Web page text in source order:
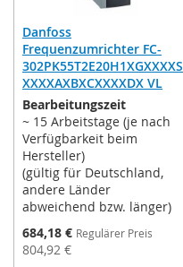
Danfoss
Frequenzumrichter FC-
302PK55T2E20H1XGXXXXS
XXXXAXBXCXXXXDX VL
Bearbeitungszeit
~ 15 Arbeitstage (je nach
Verfügbarkeit beim
Hersteller)
(gültig für Deutschland,
andere Länder
abweichend bzw. länger)
Sonderpreis
684,18 € Regulärer Preis
804,92 €